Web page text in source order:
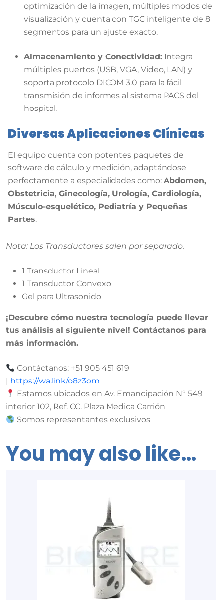
optimización de la imagen, múltiples modos de
visualización y cuenta con TGC inteligente de 8
segmentos para un ajuste exacto.
Almacenamiento y Conectividad: Integra
múltiples puertos (USB, VGA, Video, LAN) y
soporta protocolo DICOM 3.0 para la fácil
transmisión de informes al sistema PACS del
hospital.
Diversas Aplicaciones Clínicas
El equipo cuenta con potentes paquetes de
software de cálculo y medición, adaptándose
perfectamente a especialidades como: Abdomen,
Obstetricia, Ginecología, Urología, Cardiología,
Músculo-esquelético, Pediatría y Pequeñas
Partes.
Nota: Los Transductores salen por separado.
1 Transductor Lineal
1 Transductor Convexo
Gel para Ultrasonido
¡Descubre cómo nuestra tecnología puede llevar
tus análisis al siguiente nivel! Contáctanos para
más información.
Contáctanos: +51 905 451 619
https://wa.link/o8z3om
Estamos ubicados en Av. Emancipación N° 549
interior 102, Ref. CC. Plaza Medica Carrión
Somos representantes exclusivos
You may also like…